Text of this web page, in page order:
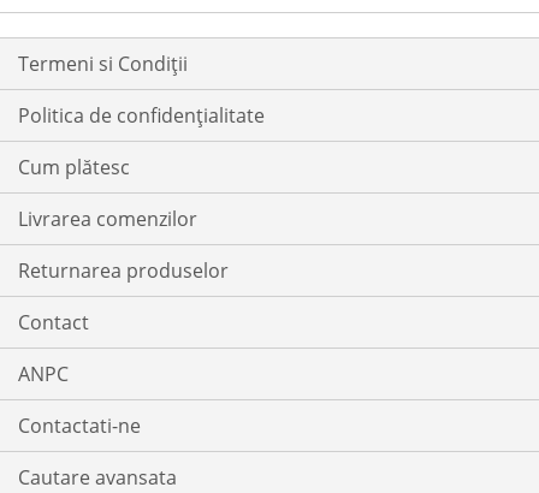
DORINTE
Termeni si Condiții
Politica de confidențialitate
Cum plătesc
Livrarea comenzilor
Returnarea produselor
Contact
ANPC
Contactati-ne
Cautare avansata